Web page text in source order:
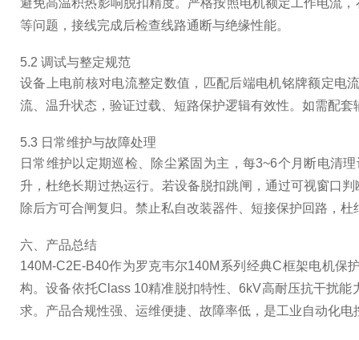
避免高温积热影响脱扣精度。严格按照电机额定工作电流
等问题，接线完成后检查线路通断与绝缘性能。
5.2 调试与整定规范
设备上电前核对电流整定数值，匹配后端电机铭牌额定电
流、温升状态，验证过载、短路保护逻辑有效性。如需配
5.3 日常维护与故障处理
日常维护以定期巡检、除尘紧固为主，每3~6个月断电清
升，杜绝长期过热运行。若设备脱扣跳闸，通过可视窗口
除后方可合闸复归。禁止私自改装器件、短接保护回路，
六、产品总结
140M-C2E-B40作为罗克韦尔140M系列经典C框架电机
构。设备依托Class 10精准脱扣特性、6kV高耐压抗干扰
求。产品合规性强、运维便捷、故障率低，是工业自动化